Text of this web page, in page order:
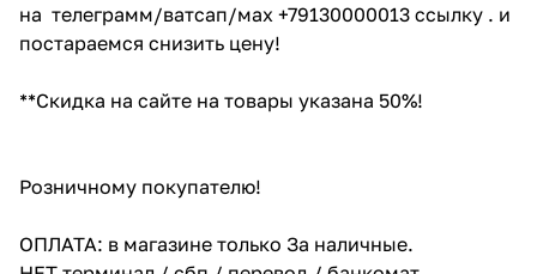
на телеграмм/ватсап/мах +79130000013 ссылку . и
постараемся снизить цену!
**Скидка на сайте на товары указана 50%!
Розничному покупателю!
ОПЛАТА: в магазине только За наличные.